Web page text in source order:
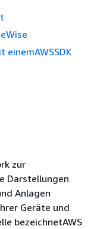
einemAWSSDK
zur
Darstellungen
Anlagen
Geräte und
bezeichnetAWS